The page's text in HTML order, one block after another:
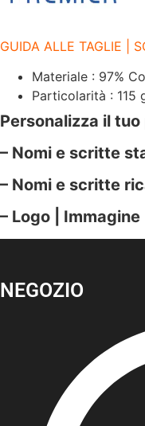
GUIDA ALLE TAGLIE |
Materiale : 97%
Particolarità : 115
Personalizza il
– Nomi e scritte
– Nomi e scritte
– Logo |
NEGOZIO